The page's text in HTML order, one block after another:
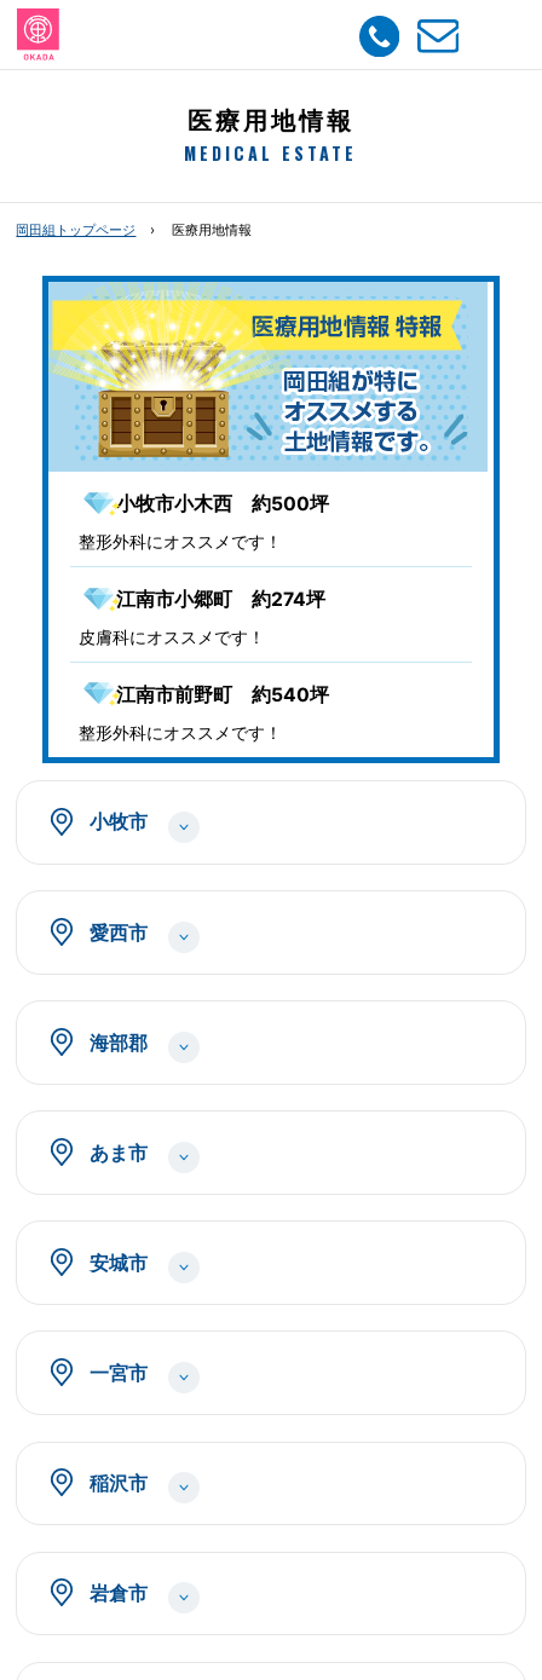
医療用地情報
MEDICAL ESTATE
岡田組トップページ 医療用地情報
小牧市小木西 約500坪
整形外科にオススメです！
江南市小郷町 約274坪
皮膚科にオススメです！
江南市前野町 約540坪
整形外科にオススメです！
小牧市
愛西市
海部郡
あま市
安城市
一宮市
稲沢市
岩倉市